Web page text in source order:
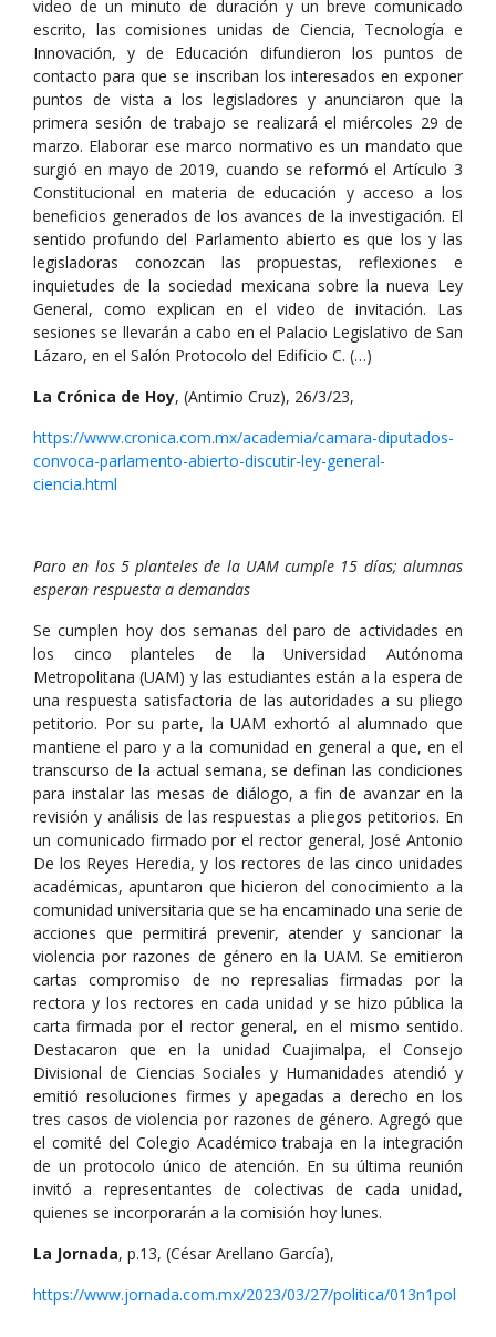
video de un minuto de duración y un breve comunicado
escrito, las comisiones unidas de Ciencia, Tecnología e
Innovación, y de Educación difundieron los puntos de
contacto para que se inscriban los interesados en exponer
puntos de vista a los legisladores y anunciaron que la
primera sesión de trabajo se realizará el miércoles 29 de
marzo. Elaborar ese marco normativo es un mandato que
surgió en mayo de 2019, cuando se reformó el Artículo 3
Constitucional en materia de educación y acceso a los
beneficios generados de los avances de la investigación. El
sentido profundo del Parlamento abierto es que los y las
legisladoras conozcan las propuestas, reflexiones e
inquietudes de la sociedad mexicana sobre la nueva Ley
General, como explican en el video de invitación. Las
sesiones se llevarán a cabo en el Palacio Legislativo de San
Lázaro, en el Salón Protocolo del Edificio C. (…)
La Crónica de Hoy, (Antimio Cruz), 26/3/23,
https://www.cronica.com.mx/academia/camara-diputados-
convoca-parlamento-abierto-discutir-ley-general-
ciencia.html
Paro en los 5 planteles de la UAM cumple 15 días; alumnas
esperan respuesta a demandas
Se cumplen hoy dos semanas del paro de actividades en
los cinco planteles de la Universidad Autónoma
Metropolitana (UAM) y las estudiantes están a la espera de
una respuesta satisfactoria de las autoridades a su pliego
petitorio. Por su parte, la UAM exhortó al alumnado que
mantiene el paro y a la comunidad en general a que, en el
transcurso de la actual semana, se definan las condiciones
para instalar las mesas de diálogo, a fin de avanzar en la
revisión y análisis de las respuestas a pliegos petitorios. En
un comunicado firmado por el rector general, José Antonio
De los Reyes Heredia, y los rectores de las cinco unidades
académicas, apuntaron que hicieron del conocimiento a la
comunidad universitaria que se ha encaminado una serie de
acciones que permitirá prevenir, atender y sancionar la
violencia por razones de género en la UAM. Se emitieron
cartas compromiso de no represalias firmadas por la
rectora y los rectores en cada unidad y se hizo pública la
carta firmada por el rector general, en el mismo sentido.
Destacaron que en la unidad Cuajimalpa, el Consejo
Divisional de Ciencias Sociales y Humanidades atendió y
emitió resoluciones firmes y apegadas a derecho en los
tres casos de violencia por razones de género. Agregó que
el comité del Colegio Académico trabaja en la integración
de un protocolo único de atención. En su última reunión
invitó a representantes de colectivas de cada unidad,
quienes se incorporarán a la comisión hoy lunes.
La Jornada, p.13, (César Arellano García),
https://www.jornada.com.mx/2023/03/27/politica/013n1pol